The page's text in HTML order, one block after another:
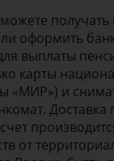
получать
оформить
выплаты
карты
«МИР») и
Доставка
от